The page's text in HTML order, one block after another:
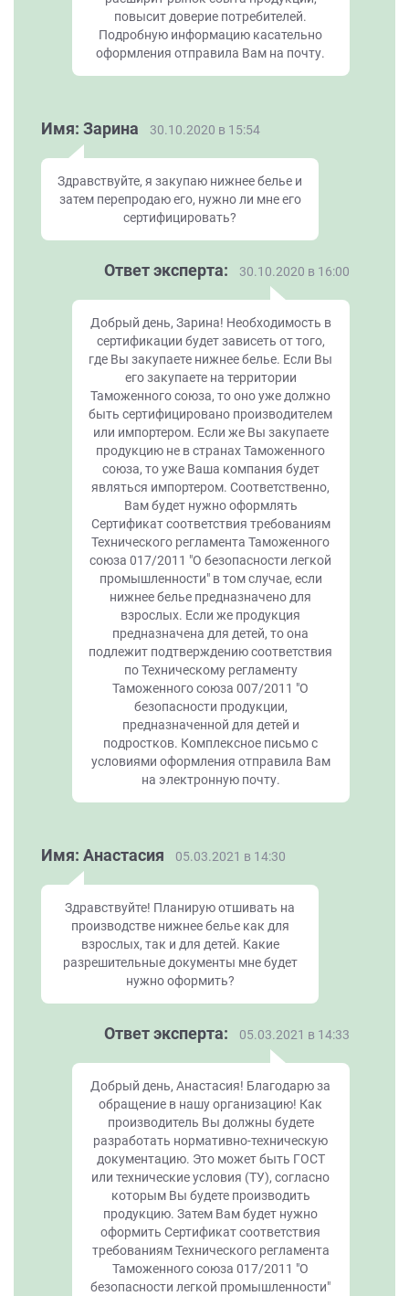
повысит доверие потребителей.
Подробную информацию касательно
оформления отправила Вам на почту.
Имя: Зарина 30.10.2020 в 15:54
Здравствуйте, я закупаю нижнее белье и
затем перепродаю его, нужно ли мне его
сертифицировать?
Ответ эксперта: 30.10.2020 в 16:00
Добрый день, Зарина! Необходимость в
сертификации будет зависеть от того,
где Вы закупаете нижнее белье. Если Вы
его закупаете на территории
Таможенного союза, то оно уже должно
быть сертифицировано производителем
или импортером. Если же Вы закупаете
продукцию не в странах Таможенного
союза, то уже Ваша компания будет
являться импортером. Соответственно,
Вам будет нужно оформлять
Сертификат соответствия требованиям
Технического регламента Таможенного
союза 017/2011 "О безопасности легкой
промышленности" в том случае, если
нижнее белье предназначено для
взрослых. Если же продукция
предназначена для детей, то она
подлежит подтверждению соответствия
по Техническому регламенту
Таможенного союза 007/2011 "О
безопасности продукции,
предназначенной для детей и
подростков. Комплексное письмо с
условиями оформления отправила Вам
на электронную почту.
Имя: Анастасия 05.03.2021 в 14:30
Здравствуйте! Планирую отшивать на
производстве нижнее белье как для
взрослых, так и для детей. Какие
разрешительные документы мне будет
нужно оформить?
Ответ эксперта: 05.03.2021 в 14:33
Добрый день, Анастасия! Благодарю за
обращение в нашу организацию! Как
производитель Вы должны будете
разработать нормативно-техническую
документацию. Это может быть ГОСТ
или технические условия (ТУ), согласно
которым Вы будете производить
продукцию. Затем Вам будет нужно
оформить Сертификат соответствия
требованиям Технического регламента
Таможенного союза 017/2011 "О
безопасности легкой промышленности"